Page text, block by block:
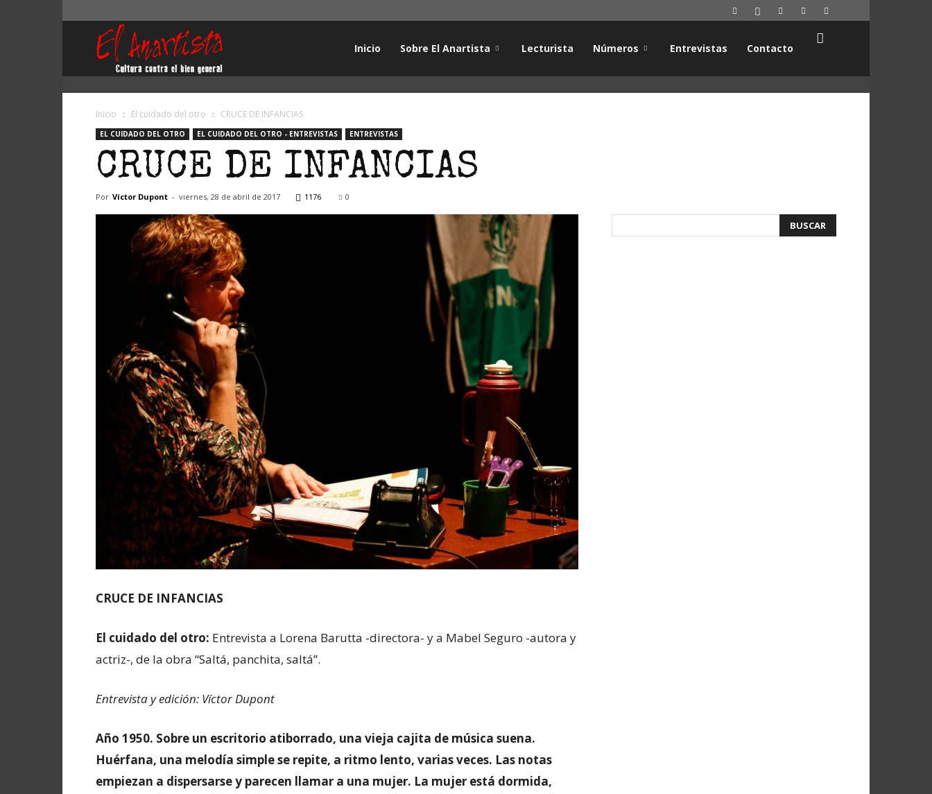
Inicio Sobre El Anartista Lecturista Números Entrevistas Contacto
Inicio El cuidado del otro CRUCE DE INFANCIAS
EL CUIDADO DEL OTRO EL CUIDADO DEL OTRO - ENTREVISTAS ENTREVISTAS
CRUCE DE INFANCIAS
Por Víctor Dupont - viernes, 28 de abril de 2017 1176 0
CRUCE DE INFANCIAS
El cuidado del otro: Entrevista a Lorena Barutta -directora- y a Mabel Seguro -autora y
actriz-, de la obra “Saltá, panchita, saltá”.
Entrevista y edición: Víctor Dupont
Año 1950. Sobre un escritorio atiborrado, una vieja cajita de música suena.
Huérfana, una melodía simple se repite, a ritmo lento, varias veces. Las notas
empiezan a dispersarse y parecen llamar a una mujer. La mujer está dormida,